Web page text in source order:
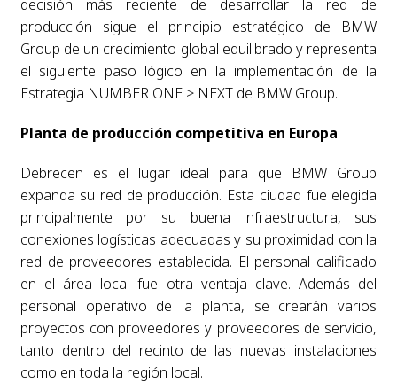
decisión más reciente de desarrollar la red de
producción sigue el principio estratégico de BMW
Group de un crecimiento global equilibrado y representa
el siguiente paso lógico en la implementación de la
Estrategia NUMBER ONE > NEXT de BMW Group.
Planta de producción competitiva en Europa
Debrecen es el lugar ideal para que BMW Group
expanda su red de producción. Esta ciudad fue elegida
principalmente por su buena infraestructura, sus
conexiones logísticas adecuadas y su proximidad con la
red de proveedores establecida. El personal calificado
en el área local fue otra ventaja clave. Además del
personal operativo de la planta, se crearán varios
proyectos con proveedores y proveedores de servicio,
tanto dentro del recinto de las nuevas instalaciones
como en toda la región local.